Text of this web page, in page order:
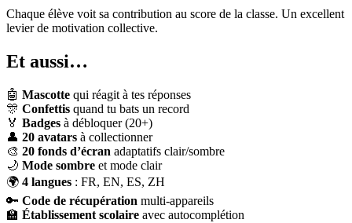
Chaque élève voit sa contribution au score de la classe. Un excellent
levier de motivation collective.
Et aussi…
🤖 Mascotte qui réagit à tes réponses
🎊 Confettis quand tu bats un record
🏅 Badges à débloquer (20+)
👤 20 avatars à collectionner
🎨 20 fonds d’écran adaptatifs clair/sombre
🌙 Mode sombre et mode clair
🌍 4 langues : FR, EN, ES, ZH
🔑 Code de récupération multi-appareils
🏫 Établissement scolaire avec autocomplétion